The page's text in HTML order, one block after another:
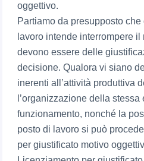
oggettivo.
Partiamo da presupposto
lavoro intende interrompere
devono essere delle
decisione. Qualora vi siano
inerenti all’attività produttiva
l’organizzazione della stessa
funzionamento, nonché la
posto di lavoro si può
per giustificato motivo